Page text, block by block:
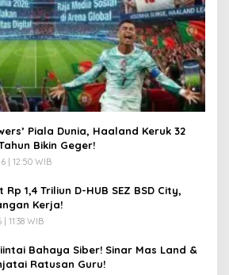
Piala Dunia, Haaland Keruk 32
Bikin Geger!
| 12:50 WIB
1,4 Triliun D-HUB SEZ BSD City,
Kerja!
11:38 WIB
Bahaya Siber! Sinar Mas Land &
Ratusan Guru!